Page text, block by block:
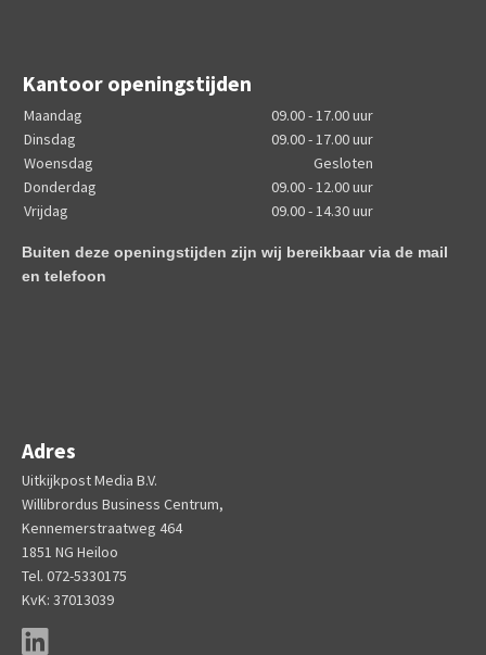
Kantoor openingstijden
Maandag
Dinsdag
Woensdag
Donderdag
Vrijdag
09.00 - 17.00 uur
09.00 - 17.00 uur
Gesloten
09.00 - 12.00 uur
09.00 - 14.30 uur
Buiten deze openingstijden zijn wij bereikbaar via de mail
en telefoon
Adres
Uitkijkpost Media B.V.
Willibrordus Business Centrum,
Kennemerstraatweg 464
1851 NG Heiloo
Tel. 072-5330175
KvK: 37013039